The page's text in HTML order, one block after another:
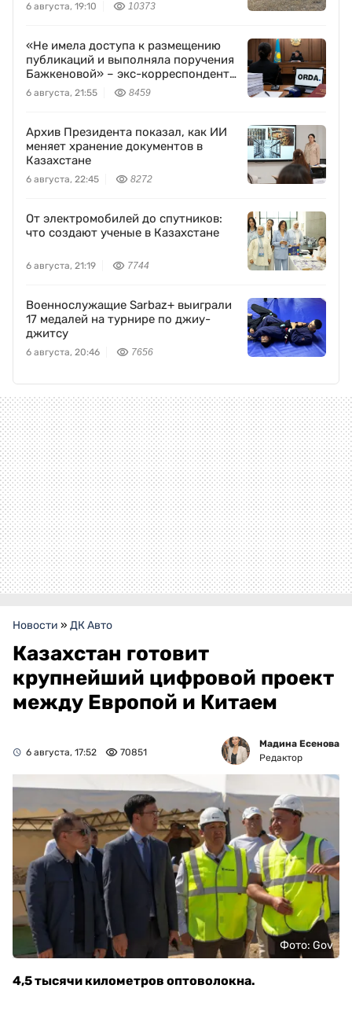
6 августа, 19:10 10373
«Не имела доступа к размещению
публикаций и выполняла поручения
Бажкеновой» – экс-корреспондент
Orda.kz Дуйсенова
6 августа, 21:55 8459
Архив Президента показал, как ИИ
меняет хранение документов в
Казахстане
6 августа, 22:45 8272
От электромобилей до спутников:
что создают ученые в Казахстане
6 августа, 21:19 7744
Военнослужащие Sarbaz+ выиграли
17 медалей на турнире по джиу-
джитсу
6 августа, 20:46 7656
Новости » ДК Авто
Казахстан готовит
крупнейший цифровой проект
между Европой и Китаем
6 августа, 17:52 70851
Мадина Есенова
Редактор
Фото: Gov
4,5 тысячи километров оптоволокна.